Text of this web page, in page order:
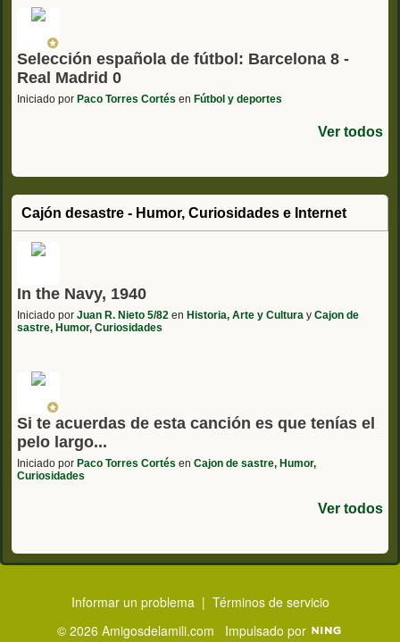
Selección española de fútbol: Barcelona 8 -
Real Madrid 0
Iniciado por Paco Torres Cortés en Fútbol y deportes
Ver todos
Cajón desastre - Humor, Curiosidades e Internet
In the Navy, 1940
Iniciado por Juan R. Nieto 5/82 en Historia, Arte y Cultura y Cajon de
sastre, Humor, Curiosidades
Si te acuerdas de esta canción es que tenías el
pelo largo...
Iniciado por Paco Torres Cortés en Cajon de sastre, Humor,
Curiosidades
Ver todos
Informar un problema| Términos de servicio
© 2026 Amigosdelamili.com Impulsado por